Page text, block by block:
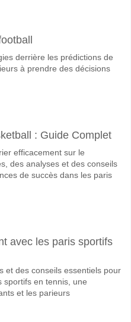
elles dans le match
avec un pourcentage de 65%.
entre Riadi Salmi
le Résultat Correct de 2-0
derrière les prédictions de
à prendre des décisions
: Guide Complet
efficacement sur le
des analyses et des conseils
de succès dans les paris
avec les paris sportifs
et des conseils essentiels pour
sportifs en tennis, une
et les parieurs